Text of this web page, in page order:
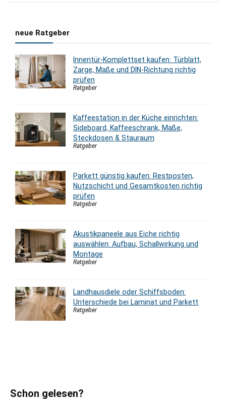
neue Ratgeber
Innentür-Komplettset kaufen: Türblatt,
Zarge, Maße und DIN-Richtung richtig
prüfen
Ratgeber
Kaffeestation in der Küche einrichten:
Sideboard, Kaffeeschrank, Maße,
Steckdosen & Stauraum
Ratgeber
Parkett günstig kaufen: Restposten,
Nutzschicht und Gesamtkosten richtig
prüfen
Ratgeber
Akustikpaneele aus Eiche richtig
auswählen: Aufbau, Schallwirkung und
Montage
Ratgeber
Landhausdiele oder Schiffsboden:
Unterschiede bei Laminat und Parkett
Ratgeber
Schon gelesen?